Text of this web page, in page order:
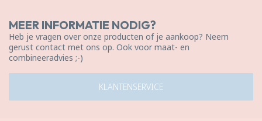
MEER INFORMATIE NODIG?
Heb je vragen over onze producten of je aankoop? Neem
gerust contact met ons op. Ook voor maat- en
combineeradvies ;-)
KLANTENSERVICE